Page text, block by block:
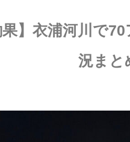
果】衣浦河川で
況まと